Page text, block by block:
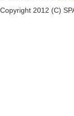
Copyright 2012 (C)